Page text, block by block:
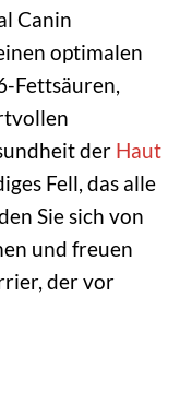
Canin
optimalen
Fettsäuren,
der Haut
Fell, das alle
Sie sich von
und freuen
der vor